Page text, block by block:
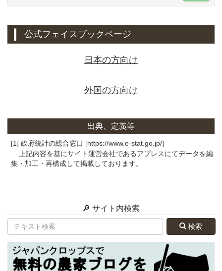
公式フェイスブックページ
日本の方向け
外国の方向け
出典、定義等
[1] 政府統計の総合窓口 [https://www.e-stat.go.jp/]
上記内容を基にサイト運営会社であるアプレスにてデータを編
集・加工・再構成して掲載しております。
🔎 サイト内検索
検索